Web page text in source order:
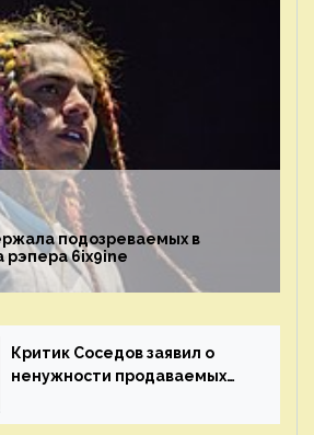
подозреваемых в
рэпера 6ix9ine
Критик Соседов заявил о
ненужности продаваемых